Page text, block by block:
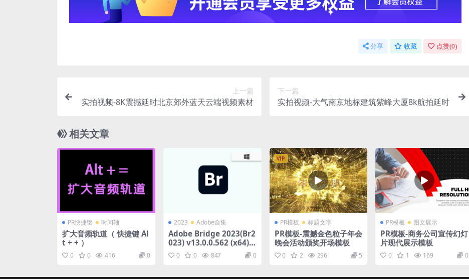
分享 收藏 点赞(0)
上一篇
实拍视频-8K震撼延时北京郊外蓝天云端视频素材
下一篇
实拍视频-大气南京地标建筑紫峰大厦8k航拍延时
相关文章
PR快捷键 时间轴
扩大音频轨道（ 快捷键 Al
t + + ）
0 0 416 0
2023 Adobe合集
Adobe Bridge 2023(Br2
023) v13.0.0.562 (x64)
中文特别版
0 0 847 0
VIP
PR模板 标题文字
PR模板-震撼金色粒子年会
晚会活动颁奖开场模板
0 2 296 5
PR模板 图文展示
PR模板-商务公司宣传幻灯
片现代展示模板
0 1 169 0